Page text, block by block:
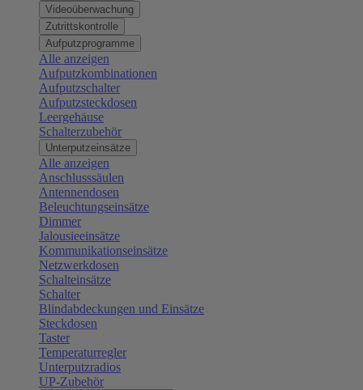
Videoüberwachung
Zutrittskontrolle
Aufputzprogramme
Alle anzeigen
Aufputzkombinationen
Aufputzschalter
Aufputzsteckdosen
Leergehäuse
Schalterzubehör
Unterputzeinsätze
Alle anzeigen
Anschlusssäulen
Antennendosen
Beleuchtungseinsätze
Dimmer
Jalousieeinsätze
Kommunikationseinsätze
Netzwerkdosen
Schalteinsätze
Schalter
Blindabdeckungen und Einsätze
Steckdosen
Taster
Temperaturregler
Unterputzradios
UP-Zubehör